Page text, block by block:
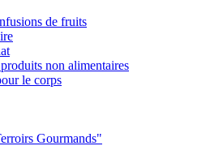
de fruits
non alimentaires
le corps
Gourmands"